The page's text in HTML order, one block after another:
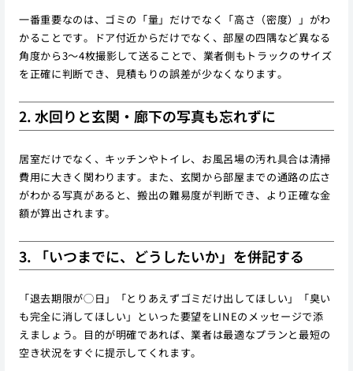
一番重要なのは、ゴミの「量」だけでなく「高さ（密度）」がわ
かることです。ドア付近からだけでなく、部屋の四隅など異なる
角度から3〜4枚撮影して送ることで、業者側もトラックのサイズ
を正確に判断でき、見積もりの誤差が少なくなります。
2. 水回りと玄関・廊下の写真も忘れずに
居室だけでなく、キッチンやトイレ、お風呂場の汚れ具合は清掃
費用に大きく関わります。また、玄関から部屋までの通路の広さ
がわかる写真があると、搬出の難易度が判断でき、より正確な金
額が算出されます。
3. 「いつまでに、どうしたいか」を併記する
「退去期限が◯日」「とりあえずゴミだけ出してほしい」「臭い
も完全に消してほしい」といった要望をLINEのメッセージで添
えましょう。目的が明確であれば、業者は最適なプランと最短の
空き状況をすぐに提示してくれます。